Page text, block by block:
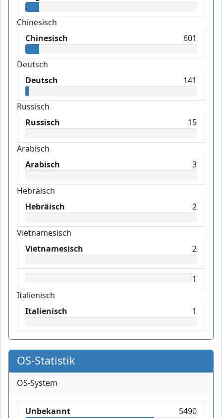
Chinesisch
Chinesisch
601
Deutsch
Deutsch
141
Russisch
Russisch
15
Arabisch
Arabisch
3
Hebräisch
Hebräisch
2
Vietnamesisch
Vietnamesisch
2
1
Italienisch
Italienisch
1
OS-Statistik
OS-System
Unbekannt 5490